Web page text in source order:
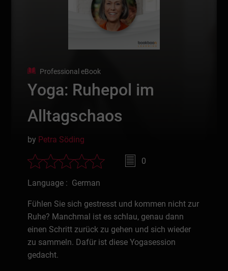
Professional eBook
Yoga: Ruhepol im
Alltagschaos
by Petra Söding
0
Language : German
Fühlen Sie sich gestresst und kommen nicht zur
Ruhe? Manchmal ist es schlau, genau dann
einen Schritt zurück zu gehen und sich wieder
zu sammeln. Dafür ist diese Yogasession
gedacht.